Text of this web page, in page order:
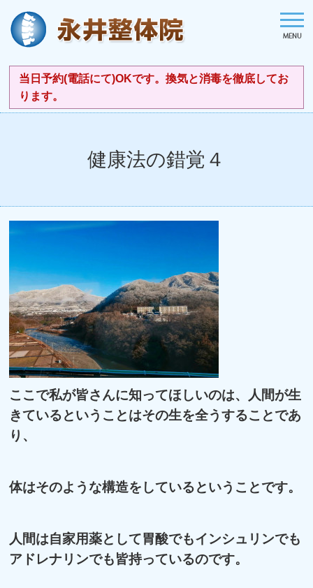
当日予約(電話にて)OKです。換気と消毒を徹底してお
ります。
健康法の錯覚４
ここで私が皆さんに知ってほしいのは、人間が生
きているということはその生を全うすることであ
り、
体はそのような構造をしているということです。
人間は自家用薬として胃酸でもインシュリンでも
アドレナリンでも皆持っているのです。